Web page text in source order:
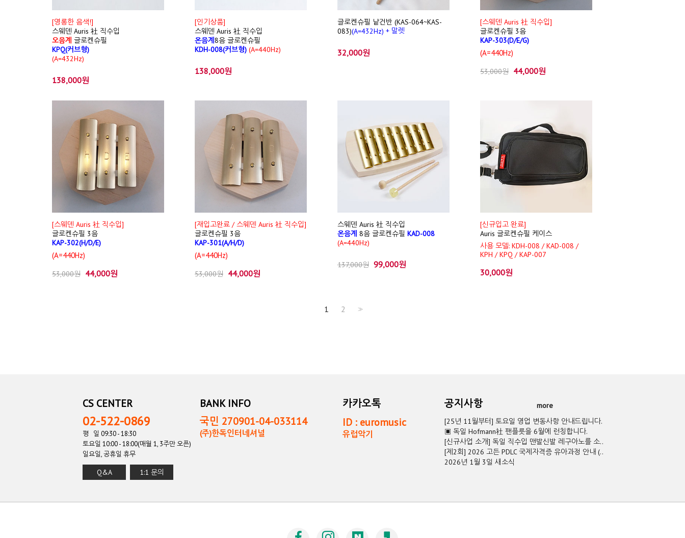
[영롱한 음색!]
스웨덴 Auris 社 직수입
오음계 글로켄슈필
KPQ(커브형)
(A=432Hz)
138,000원
[인기상품]
스웨덴 Auris 社 직수입
온음계 8음 글로켄슈필
KDH-008(커브형) (A=440Hz)
138,000원
글로켄슈필 낱건반 (KAS-064~KAS-
083)(A=432Hz) + 말렛
32,000원
[스웨덴 Auris 社 직수입]
글로켄슈필 3음
KAP-303(D/E/G)
(A=440Hz)
53,000원 44,000원
[스웨덴 Auris 社 직수입]
글로켄슈필 3음
KAP-302(H/D/E)
(A=440Hz)
53,000원 44,000원
[재입고완료 / 스웨덴 Auris 社 직수입]
글로켄슈필 3음
KAP-301(A/H/D)
(A=440Hz)
53,000원 44,000원
스웨덴 Auris 社 직수입
온음계 8음 글로켄슈필 KAD-008
(A=440Hz)
137,000원 99,000원
[신규입고 완료]
Auris 글로켄슈필 케이스
사용 모델: KDH-008 / KAD-008 /
KPH / KPQ / KAP-007
30,000원
1 2 >>
CS CENTER
02-522-0869
평 일 09:30 - 18:30
토요일 10:00 - 18:00(매월 1, 3주만 오픈)
일요일, 공휴일 휴무
Q&A 1:1 문의
BANK INFO
국민 270901-04-033114
(주)한독인터네셔널
카카오톡
ID : euromusic
유럽악기
공지사항
more
[25년 11월부터] 토요일 영업 변동사항 안내드립니다.
▣ 독일 Hofmann社 팬플릇을 6월에 런칭합니다.
[신규사업 소개] 독일 직수입 맨발신발 레구아노를 소..
[제2회] 2026 고든 PDLC 국제자격증 유아과정 안내 (..
2026년 1월 3일 새소식